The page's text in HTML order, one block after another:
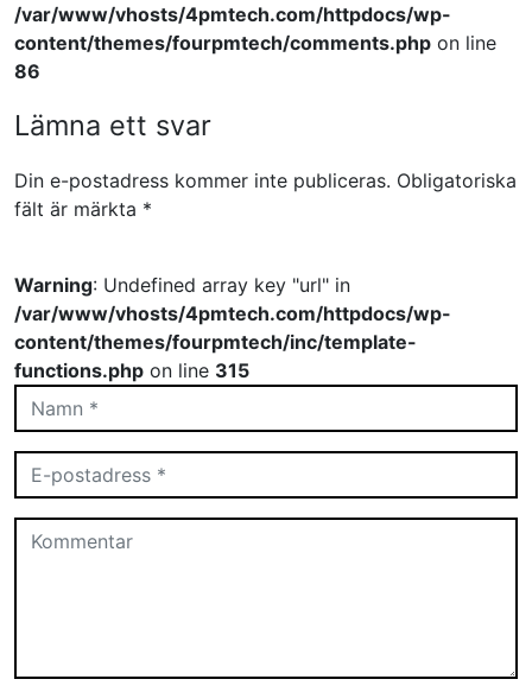
/var/www/vhosts/4pmtech.com/httpdocs/wp-
content/themes/fourpmtech/comments.php on line
86
Lämna ett svar
Din e-postadress kommer inte publiceras. Obligatoriska
fält är märkta *
Warning: Undefined array key "url" in
/var/www/vhosts/4pmtech.com/httpdocs/wp-
content/themes/fourpmtech/inc/template-
functions.php on line 315